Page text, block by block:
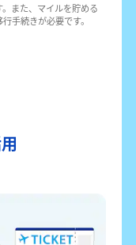
また、マイルを貯める
手続きが必要です。